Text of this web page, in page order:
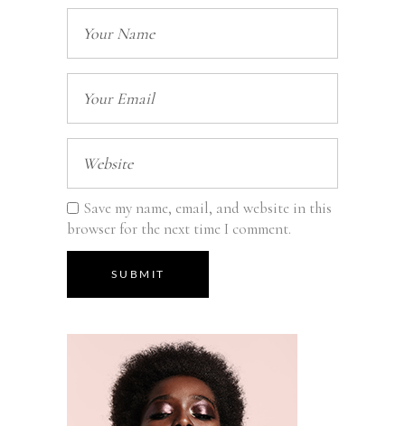
Save my name, email, and website in this
browser for the next time I comment.
SUBMIT